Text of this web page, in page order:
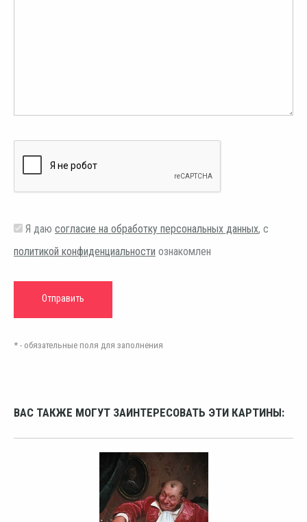
Я даю согласие на обработку персональных данных, с
политикой конфиденциальности ознакомлен
* - обязательные поля для заполнения
ВАС ТАКЖЕ МОГУТ ЗАИНТЕРЕСОВАТЬ ЭТИ КАРТИНЫ: